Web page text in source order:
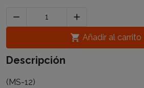


 Añadir al carrito
Descripción
(MS-12)